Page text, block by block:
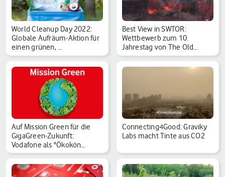
World Cleanup Day 2022:
Globale Aufräum-Aktion für
einen grünen, …
Best View in SWTOR:
Wettbewerb zum 10.
Jahrestag von The Old
Repu…
Auf Mission Green für die
GigaGreen-Zukunft:
Vodafone als "Ökokön…
Connecting4Good: Graviky
Labs macht Tinte aus CO2